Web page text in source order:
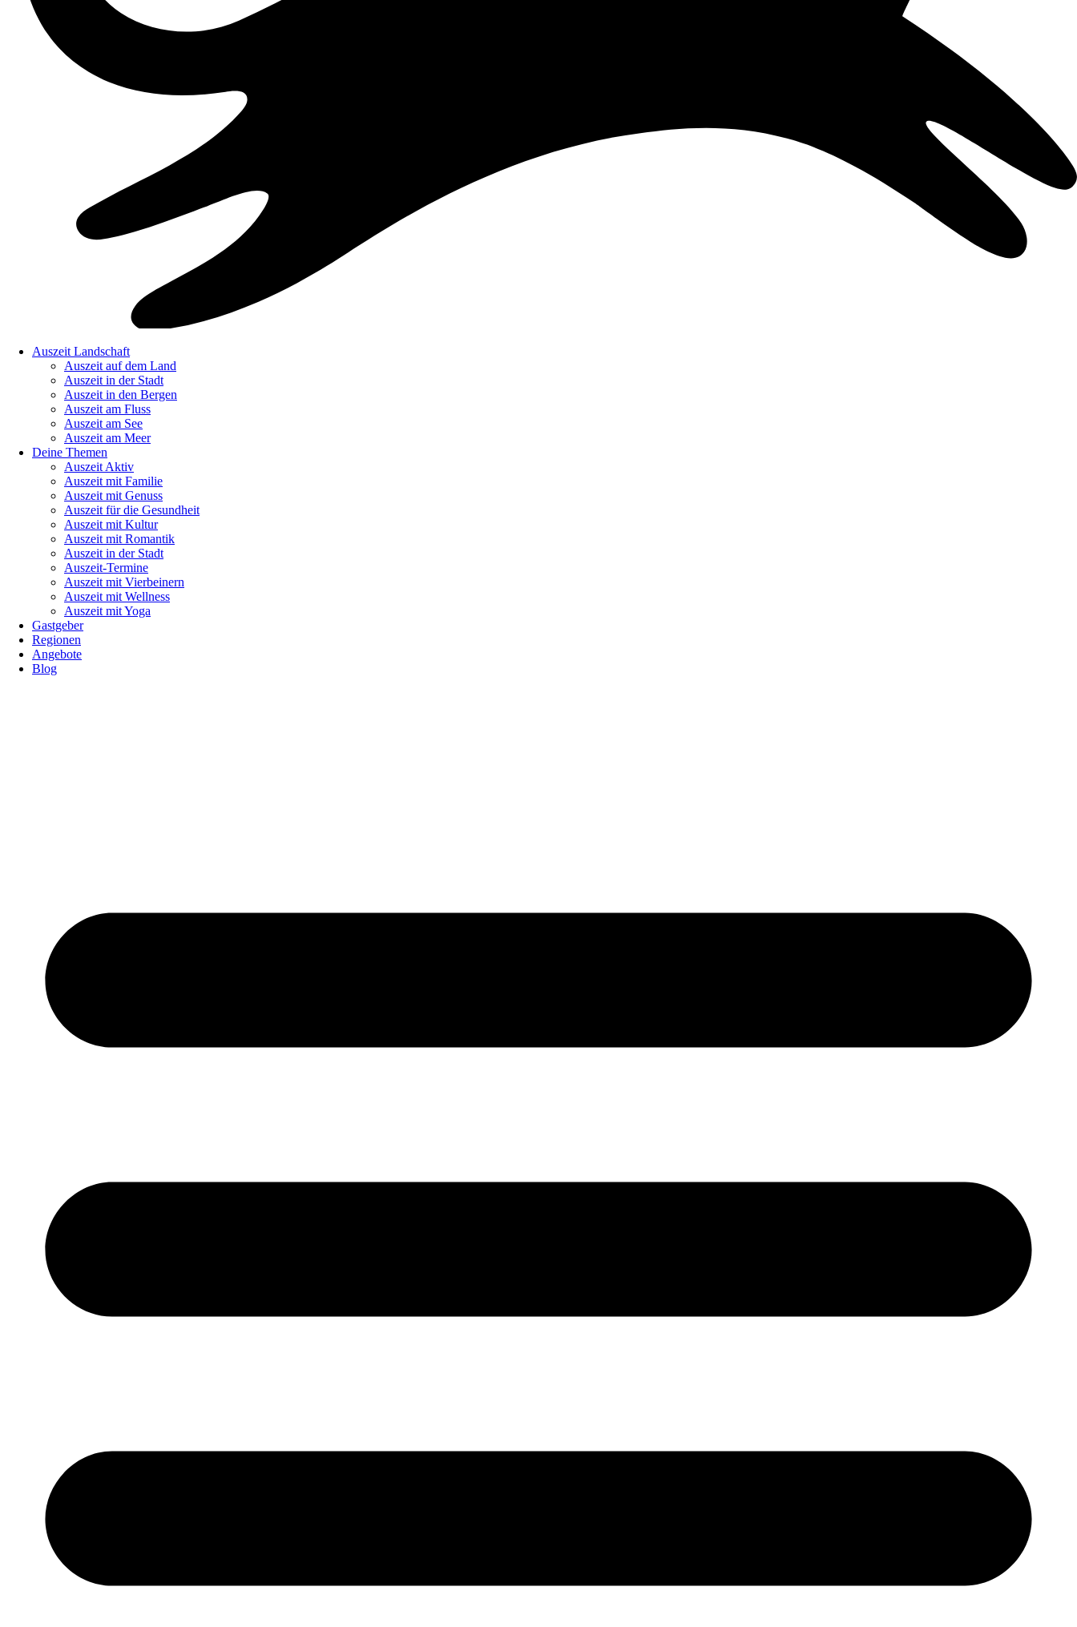
Auszeit Landschaft
Auszeit auf dem Land
Auszeit in der Stadt
Auszeit in den Bergen
Auszeit am Fluss
Auszeit am See
Auszeit am Meer
Deine Themen
Auszeit Aktiv
Auszeit mit Familie
Auszeit mit Genuss
Auszeit für die Gesundheit
Auszeit mit Kultur
Auszeit mit Romantik
Auszeit in der Stadt
Auszeit-Termine
Auszeit mit Vierbeinern
Auszeit mit Wellness
Auszeit mit Yoga
Gastgeber
Regionen
Angebote
Blog